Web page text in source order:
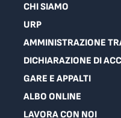
CHI SIAMO
URP
AMMINISTRAZIONE
DICHIARAZIONE DI
GARE E APPALTI
ALBO ONLINE
LAVORA CON NOI